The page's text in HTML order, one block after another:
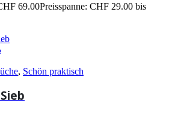
69.00Preisspanne: CHF 29.00 bis
, Schön praktisch